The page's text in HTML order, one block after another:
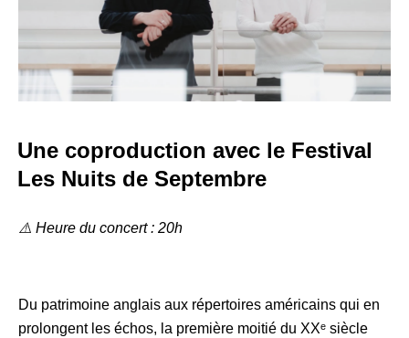
Une coproduction avec le Festival
Les Nuits de Septembre
⚠️ Heure du concert : 20h
Du patrimoine anglais aux répertoires américains qui en
prolongent les échos, la première moitié du XXᵉ siècle